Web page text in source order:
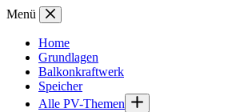
Zum
springen
Menü
Home
Grundlagen
Balkonkraftwerk
Speicher
Alle PV-Themen